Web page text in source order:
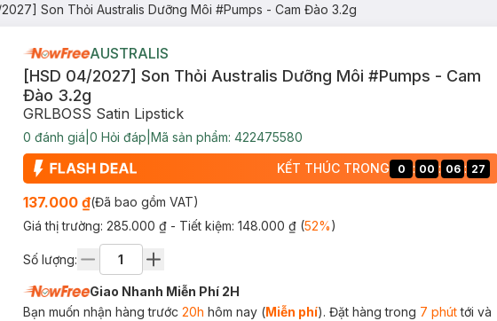
Son Thỏi Australis Dưỡng Môi #Pumps - Cam Đào 3.2g
AUSTRALIS
[HSD 04/2027] Son Thỏi Australis Dưỡng Môi #Pumps - Cam
Đào 3.2g
GRLBOSS Satin Lipstick
0 đánh giá 0 Hỏi đáp Mã sản phẩm: 422475580
KẾT THÚC TRONG 0 : 00 : 06 : 26
137.000 ₫(Đã bao gồm VAT)
Giá thị trường: 285.000 ₫ - Tiết kiệm: 148.000 ₫(52%)
Số lượng:
Giao Nhanh Miễn Phí 2H
Bạn muốn nhận hàng trước 20h hôm nay (Miễn phí). Đặt hàng trong 7 phúttới và